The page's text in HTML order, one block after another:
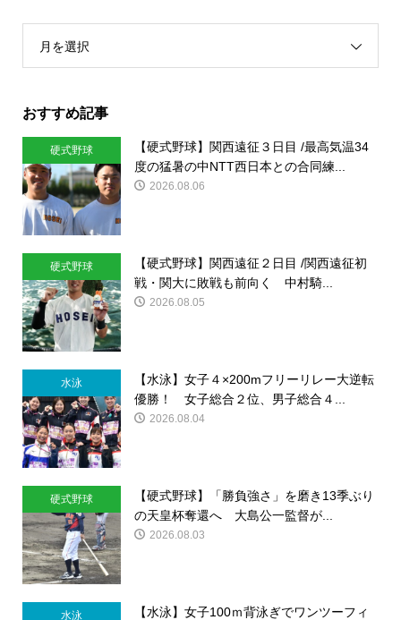
月を選択
おすすめ記事
硬式野球
【硬式野球】関西遠征３日目 /最高気温34
度の猛暑の中NTT西日本との合同練...
2026.08.06
硬式野球
【硬式野球】関西遠征２日目 /関西遠征初
戦・関大に敗戦も前向く 中村騎...
2026.08.05
水泳
【水泳】女子４×200mフリーリレー大逆転
優勝！ 女子総合２位、男子総合４...
2026.08.04
硬式野球
【硬式野球】「勝負強さ」を磨き13季ぶり
の天皇杯奪還へ 大島公一監督が...
2026.08.03
水泳 【水泳】女子100ｍ背泳ぎでワンツーフィ